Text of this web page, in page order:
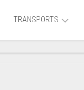
TRANSPORTS
Aérien